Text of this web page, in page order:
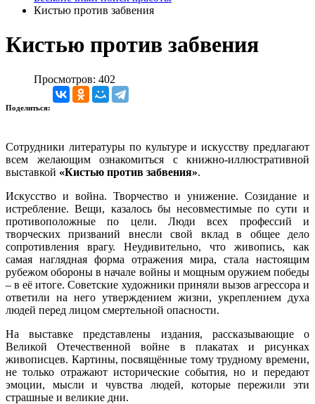
Кистью против забвения
Кистью против забвения
Просмотров: 402
Поделиться:
Сотрудники литературы по культуре и искусству предлагают
всем желающим ознакомиться с книжно-иллюстративной
выставкой «Кистью против забвения».
Искусство и война. Творчество и унижение. Созидание и
истребление. Вещи, казалось бы несовместимые по сути и
противоположные по цели. Люди всех профессий и
творческих призваний внесли свой вклад в общее дело
сопротивления врагу. Неудивительно, что живопись, как
самая наглядная форма отражения мира, стала настоящим
рубежом обороны в начале войны и мощным оружием победы
– в её итоге. Советские художники приняли вызов агрессора и
ответили на него утверждением жизни, укреплением духа
людей перед лицом смертельной опасности.
На выставке представлены издания, рассказывающие о
Великой Отечественной войне в плакатах и рисунках
живописцев. Картины, посвящённые тому трудному времени,
не только отражают исторические события, но и передают
эмоции, мысли и чувства людей, которые пережили эти
страшные и великие дни.